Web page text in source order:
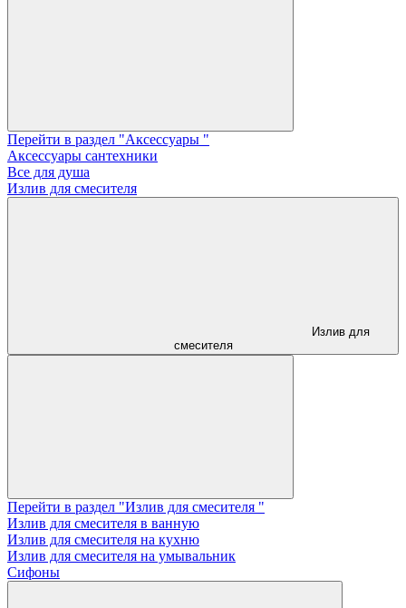
Перейти в раздел "Аксессуары "
Аксессуары сантехники
Все для душа
Излив для смесителя
Излив для
смесителя
Перейти в раздел "Излив для смесителя "
Излив для смесителя в ванную
Излив для смесителя на кухню
Излив для смесителя на умывальник
Сифоны